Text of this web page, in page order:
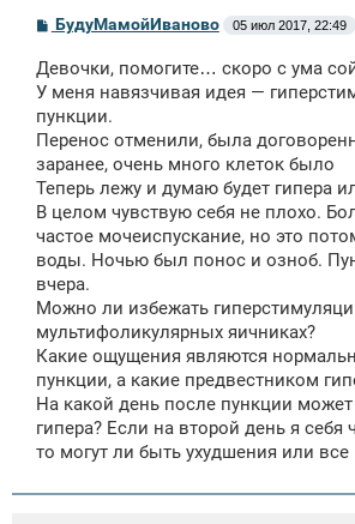
С
б
щ
н
и
БудуМамойИваново 05 июл 2017, 22:49
Девочки, помогите… скоро с ума
У меня навязчивая идея —
пункции.
Перенос отменили, была
заранее, очень много клеток было
Теперь лежу и думаю будет гипера
В целом чувствую себя не плохо.
частое мочеиспускание, но это
воды. Ночью был понос и озноб.
вчера.
Можно ли избежать
мультифоликулярных яичниках?
Какие ощущения являются
пункции, а какие предвестником
На какой день после пункции может
гипера? Если на второй день я себя
то могут ли быть ухудшения или все